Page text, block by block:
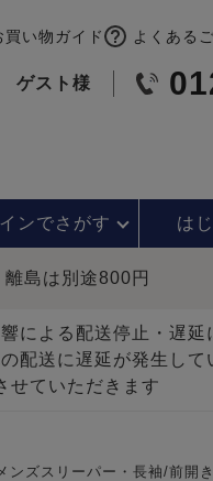
買い物ガイド よくある
ゲスト様
ンでさがす は
島は別途800円
響による配送停止・遅
配送に遅延が発生して
せていただきます
ンズスリーパー・長袖/前開